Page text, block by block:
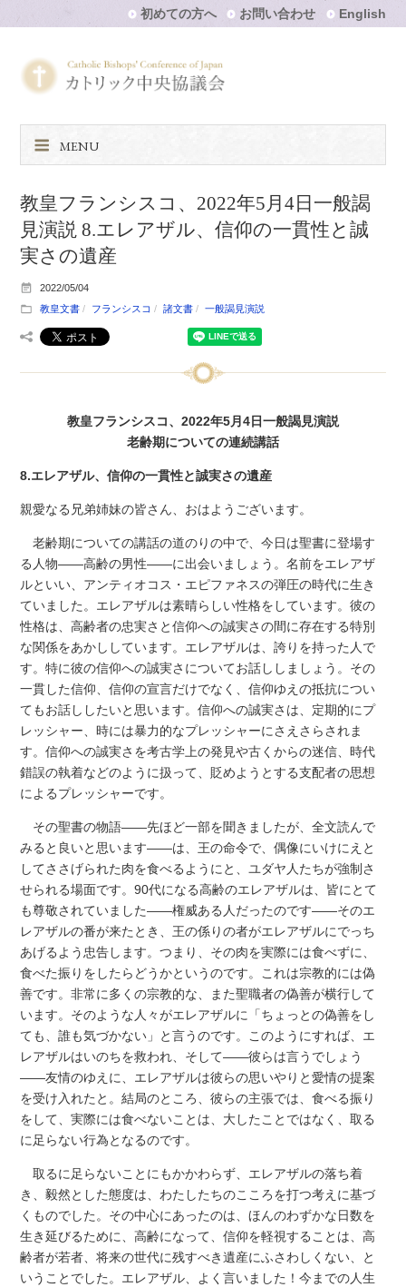
初めての方へ お問い合わせ English
MENU
教皇フランシスコ、2022年5月4日一般謁
見演説 8.エレアザル、信仰の一貫性と誠
実さの遺産
2022/05/04
教皇文書
フランシスコ 諸文書 一般謁見演説
教皇フランシスコ、2022年5月4日一般謁見演説
老齢期についての連続講話
8.エレアザル、信仰の一貫性と誠実さの遺産
親愛なる兄弟姉妹の皆さん、おはようございます。
老齢期についての講話の道のりの中で、今日は聖書に登場す
る人物――高齢の男性――に出会いましょう。名前をエレアザ
ルといい、アンティオコス・エピファネスの弾圧の時代に生き
ていました。エレアザルは素晴らしい性格をしています。彼の
性格は、高齢者の忠実さと信仰への誠実さの間に存在する特別
な関係をあかししています。エレアザルは、誇りを持った人で
す。特に彼の信仰への誠実さについてお話ししましょう。その
一貫した信仰、信仰の宣言だけでなく、信仰ゆえの抵抗につい
てもお話ししたいと思います。信仰への誠実さは、定期的にプ
レッシャー、時には暴力的なプレッシャーにさえさらされま
す。信仰への誠実さを考古学上の発見や古くからの迷信、時代
錯誤の執着などのように扱って、貶めようとする支配者の思想
によるプレッシャーです。
その聖書の物語――先ほど一部を聞きましたが、全文読んで
みると良いと思います――は、王の命令で、偶像にいけにえと
してささげられた肉を食べるようにと、ユダヤ人たちが強制さ
せられる場面です。90代になる高齢のエレアザルは、皆にとて
も尊敬されていました――権威ある人だったのです――そのエ
レアザルの番が来たとき、王の係りの者がエレアザルにでっち
あげるよう忠告します。つまり、その肉を実際には食べずに、
食べた振りをしたらどうかというのです。これは宗教的には偽
善です。非常に多くの宗教的な、また聖職者の偽善が横行して
います。そのような人々がエレアザルに「ちょっとの偽善をし
ても、誰も気づかない」と言うのです。このようにすれば、エ
レアザルはいのちを救われ、そして――彼らは言うでしょう
――友情のゆえに、エレアザルは彼らの思いやりと愛情の提案
を受け入れたと。結局のところ、彼らの主張では、食べる振り
をして、実際には食べないことは、大したことではなく、取る
に足らない行為となるのです。
取るに足らないことにもかかわらず、エレアザルの落ち着
き、毅然とした態度は、わたしたちのこころを打つ考えに基づ
くものでした。その中心にあったのは、ほんのわずかな日数を
生き延びるために、高齢になって、信仰を軽視することは、高
齢者が若者、将来の世代に残すべき遺産にふさわしくない、と
いうことでした。エレアザル、よく言いました！今までの人生